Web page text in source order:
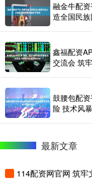
融金牛配
造全国民
鑫福配资
交流会 筑
鼓腰包配
险 技术风
最新文章
114配资网官网 筑牢